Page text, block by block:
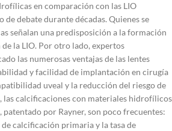
en comparación con las LIO
debate durante décadas. Quienes se
señalan una predisposición a la formación
la LIO. Por otro lado, expertos
las numerosas ventajas de las lentes
y facilidad de implantación en cirugía
uveal y la reducción del riesgo de
las calcificaciones con materiales hidrofílicos
patentado por Rayner, son poco frecuentes:
de calcificación primaria y la tasa de